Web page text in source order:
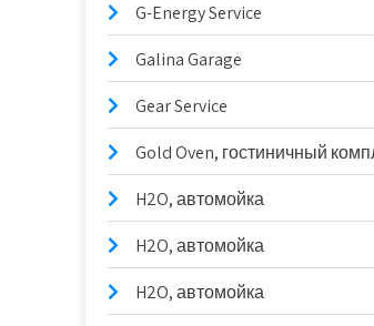
G-Energy Service
Galina Garage
Gear Service
Gold Oven, гостиничный
H2O, автомойка
H2O, автомойка
H2O, автомойка